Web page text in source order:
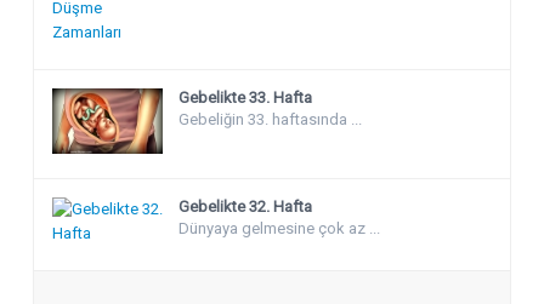
Gebelikte 33. Hafta
Gebeliğin 33. haftasında ...
Gebelikte 32. Hafta
Dünyaya gelmesine çok az ...